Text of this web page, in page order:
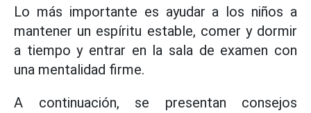
Lo más importante es ayudar a los niños a
mantener un espíritu estable, comer y dormir
a tiempo y entrar en la sala de examen con
una mentalidad firme.
A continuación, se presentan consejos